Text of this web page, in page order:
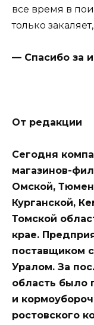
все время в
только
— Спасибо за
От редакции
Сегодня
магазинов-
Омской,
Курганской,
Томской
крае.
поставщиком
Уралом. За
область было
и
ростовского